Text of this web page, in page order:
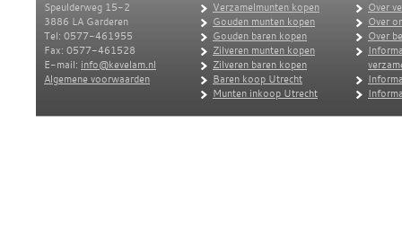
Speulderweg 15-2
3886 LA Garderen
Tel: 0577-461955
Fax: 0577-461528
E-mail: info@kevelam.nl
Algemene voorwaarden
Verzamelmunten kopen
Gouden munten kopen
Gouden baren kopen
Zilveren munten kopen
Zilveren baren kopen
Baren koop Utrecht
Munten inkoop Utrecht
Over
Over
Over